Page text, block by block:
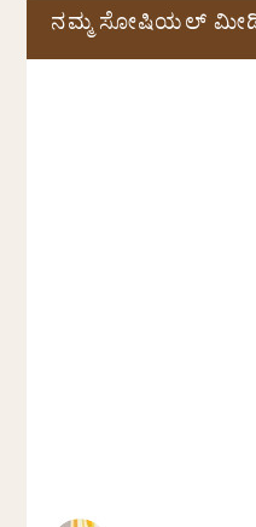
ನಮ್ಮ ಸೋಷಿಯಲ್‌